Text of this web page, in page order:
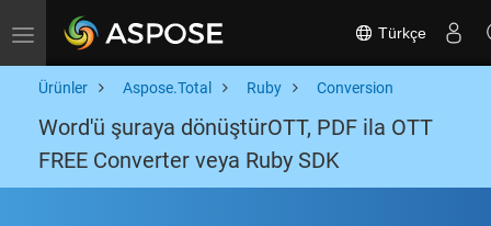
Toggle navigation Türkçe
Ürünler Aspose.Total Ruby Conversion
Word'ü şuraya dönüştürOTT, PDF ila OTT
FREE Converter veya Ruby SDK